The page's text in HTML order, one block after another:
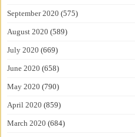
September 2020 (575)
August 2020 (589)
July 2020 (669)
June 2020 (658)
May 2020 (790)
April 2020 (859)
March 2020 (684)